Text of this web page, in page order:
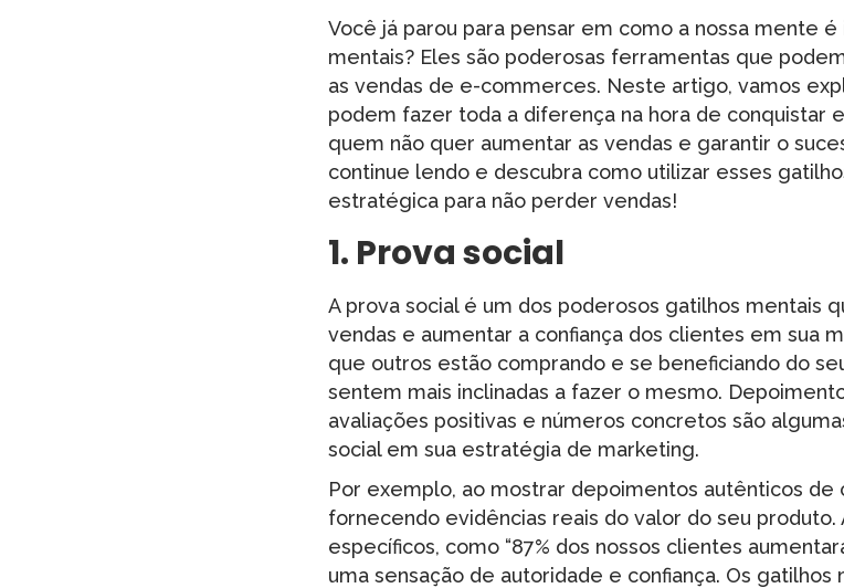
Você já parou para pensar em como a nossa mente
mentais? Eles são poderosas ferramentas que
as vendas de e-commerces. Neste artigo, vamos
podem fazer toda a diferença na hora de conquistar
quem não quer aumentar as vendas e garantir o
continue lendo e descubra como utilizar esses
estratégica para não perder vendas!
1. Prova social
A prova social é um dos poderosos gatilhos mentais
vendas e aumentar a confiança dos clientes em sua
que outros estão comprando e se beneficiando do
sentem mais inclinadas a fazer o mesmo.
avaliações positivas e números concretos são
social em sua estratégia de marketing.
Por exemplo, ao mostrar depoimentos autênticos
fornecendo evidências reais do valor do seu produto.
específicos, como “87% dos nossos clientes
uma sensação de autoridade e confiança. Os